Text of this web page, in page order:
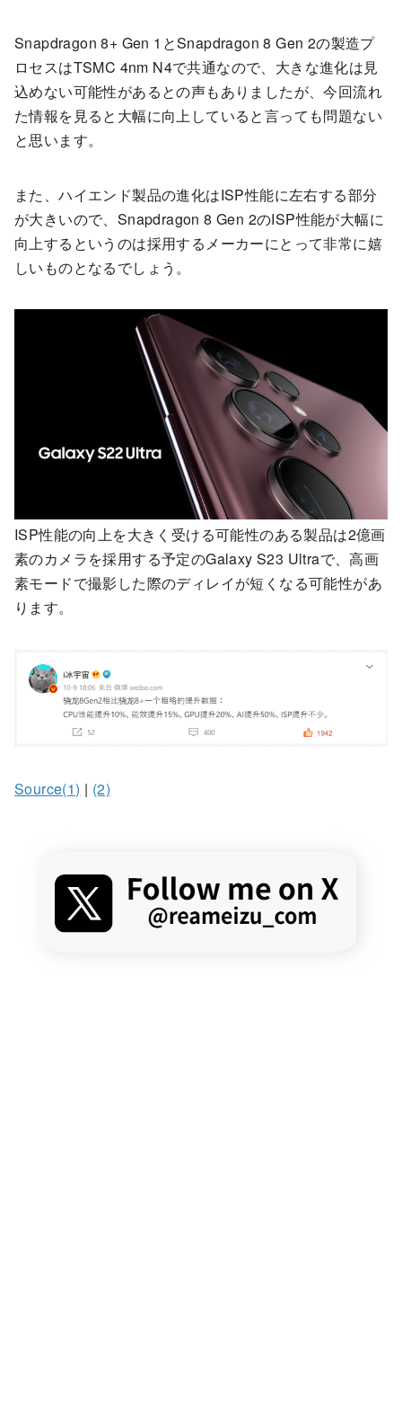
Snapdragon 8+ Gen 1とSnapdragon 8 Gen 2の製造プ
ロセスはTSMC 4nm N4で共通なので、大きな進化は見
込めない可能性があるとの声もありましたが、今回流れ
た情報を見ると大幅に向上していると言っても問題ない
と思います。
また、ハイエンド製品の進化はISP性能に左右する部分
が大きいので、Snapdragon 8 Gen 2のISP性能が大幅に
向上するというのは採用するメーカーにとって非常に嬉
しいものとなるでしょう。
ISP性能の向上を大きく受ける可能性のある製品は2億画
素のカメラを採用する予定のGalaxy S23 Ultraで、高画
素モードで撮影した際のディレイが短くなる可能性があ
ります。
Source(1) | (2)